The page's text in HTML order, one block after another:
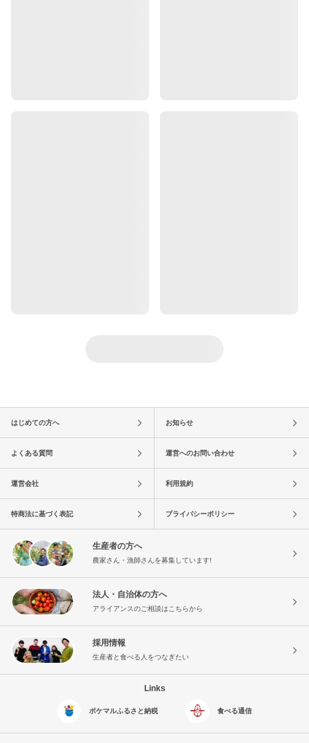
はじめての方へ お知らせ
よくある質問 運営へのお問い合わせ
運営会社 利用規約
特商法に基づく表記 プライバシーポリシー
生産者の方へ
農家さん・漁師さんを募集しています!
法人・自治体の方へ
アライアンスのご相談はこちらから
採用情報
生産者と食べる人をつなぎたい
Links
ポケマルふるさと納税 食べる通信